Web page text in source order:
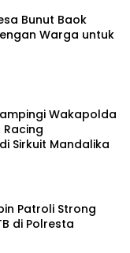
Bunut Baok
Warga untuk
Wakapolda
Racing
Sirkuit Mandalika
Patroli Strong
di Polresta